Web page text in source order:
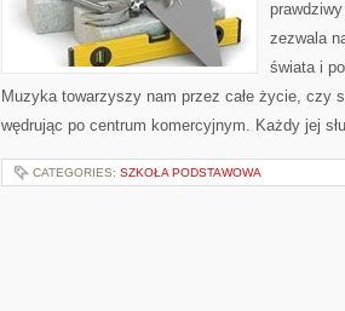
zezwala
świata i
Muzyka towarzyszy nam przez całe życie, czy
wędrując po centrum komercyjnym. Każdy jej
CATEGORIES: SZKOŁA PODSTAWOWA